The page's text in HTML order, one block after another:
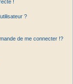
!
?
de me connecter !?